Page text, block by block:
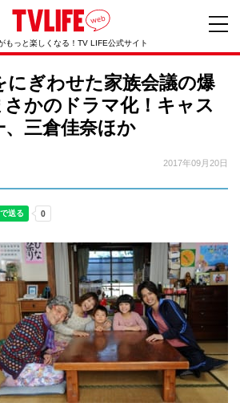
もっと楽しくなる！TV LIFE公式サイト
にぎわせた家族会議の爆
かのドラマ化！キャス
、三倉佳奈ほか
2017年09月20日